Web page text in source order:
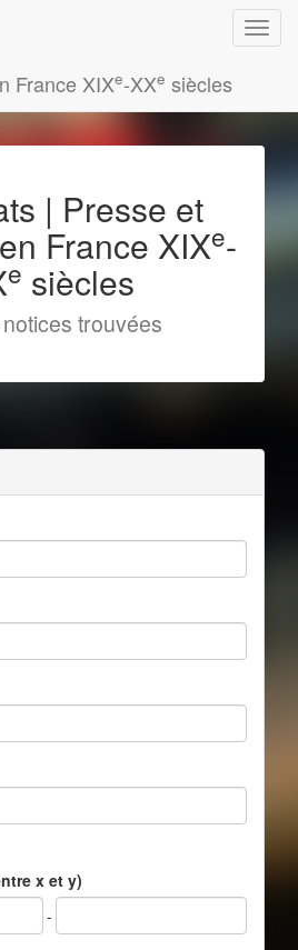
France XIXe-XXe siècles
| Presse et
France XIXe-
e siècles
trouvées
x et y)
-